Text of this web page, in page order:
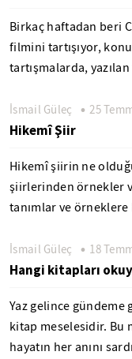
Birkaç haftadan beri
filmini tartışıyor,
tartışmalarda,
İsmail Güleç 25
Hikemî Şiir
Hikemî şiirin ne
şiirlerinden örnekler
tanımlar ve örneklere
İsmail Güleç 18
Hangi kitapları
Yaz gelince
kitap meselesidir. Bu
hayatın her anını